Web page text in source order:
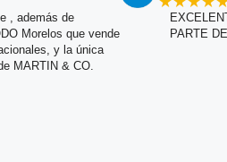
, además de
Morelos que vende
y la única
MARTIN & CO.
PARTE